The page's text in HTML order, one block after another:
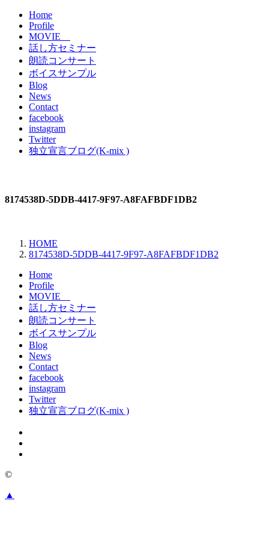
Home
Profile
MOVIE
話し方セミナー
朗読コンサート
ボイスサンプル
Blog
News
Contact
facebook
instagram
Twitter
独立宣言ブログ(K-mix )
8174538D-5DDB-4417-9F97-A8FAFBDF1DB2
HOME
8174538D-5DDB-4417-9F97-A8FAFBDF1DB2
Home
Profile
MOVIE
話し方セミナー
朗読コンサート
ボイスサンプル
Blog
News
Contact
facebook
instagram
Twitter
独立宣言ブログ(K-mix )
©
▲